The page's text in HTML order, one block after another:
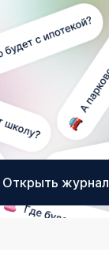
Открыть журнал